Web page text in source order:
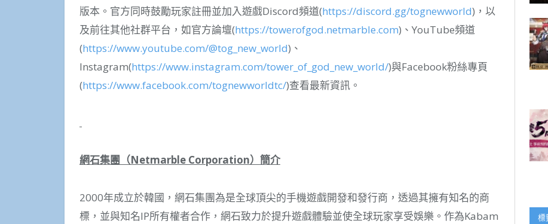
版本。官方同時鼓勵玩家註冊並加入遊戲Discord頻道(https://discord.gg/tognewworld)，以
及前往其他社群平台，如官方論壇(https://towerofgod.netmarble.com)、YouTube頻道
(https://www.youtube.com/@tog_new_world)、
Instagram(https://www.instagram.com/tower_of_god_new_world/)與Facebook粉絲專頁
(https://www.facebook.com/tognewworldtc/)查看最新資訊。
網石集團（Netmarble Corporation）簡介
2000年成立於韓國，網石集團為是全球頂尖的手機遊戲開發和發行商，透過其擁有知名的商
標，並與知名IP所有權者合作，網石致力於提升遊戲體驗並使全球玩家享受娛樂。作為Kabam
標